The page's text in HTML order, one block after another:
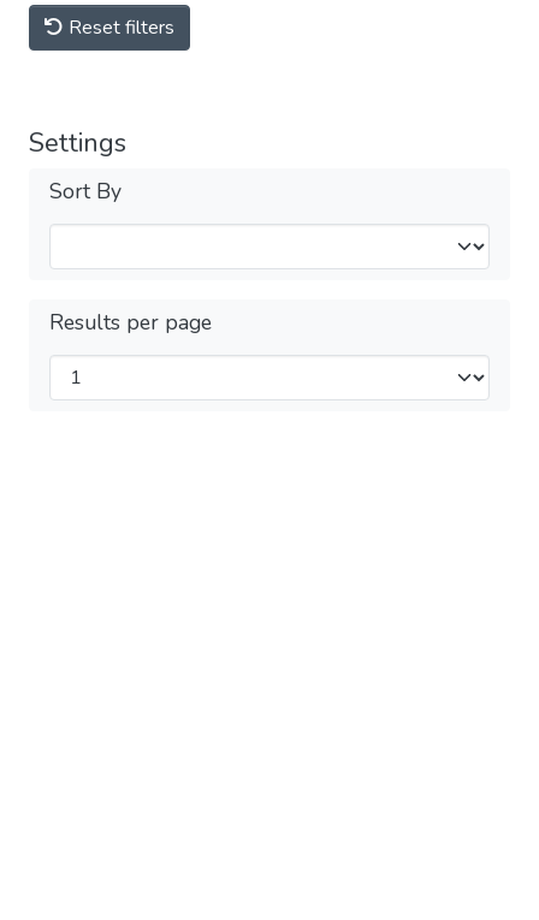
Reset filters
Settings
Sort By
Results per page